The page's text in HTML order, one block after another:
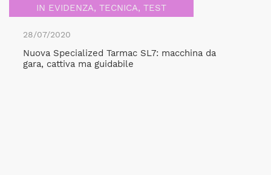
IN EVIDENZA, TECNICA, TEST
28/07/2020
Nuova Specialized Tarmac SL7: macchina da
gara, cattiva ma guidabile